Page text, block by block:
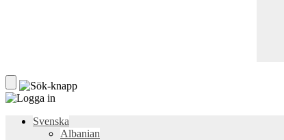
Svenska
Albanian